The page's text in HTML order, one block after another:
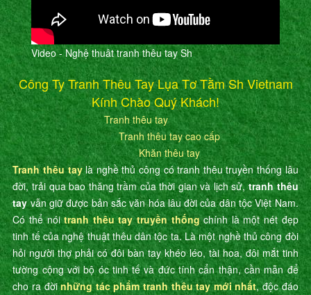
Video - Nghệ thuât tranh thêu tay Sh
Công Ty Tranh Thêu Tay Lụa Tơ Tằm Sh Vietnam
Kính Chào Quý Khách!
Tranh thêu tay
Tranh thêu tay cao cấp
Khăn thêu tay
Tranh thêu taylà nghề thủ công có tranh thêu truyền thống lâu
đời, trải qua bao thăng trầm của thời gian và lịch sử,tranh thêu
tayvẫn giữ được bản sắc văn hóa lâu đời của dân tộc Việt Nam.
Có thể nóitranh thêu tay truyền thốngchính là một nét đẹp
tinh tế của nghệ thuật thêu dân tộc ta. Là một nghề thủ công đòi
hỏi người thợ phải có đôi bàn tay khéo léo, tài hoa, đôi mắt tinh
tường cộng với bộ óc tinh tế và đức tính cẩn thận, cần mẫn để
cho ra đờinhững tác phẩm tranh thêu tay mới nhất, độc đáo